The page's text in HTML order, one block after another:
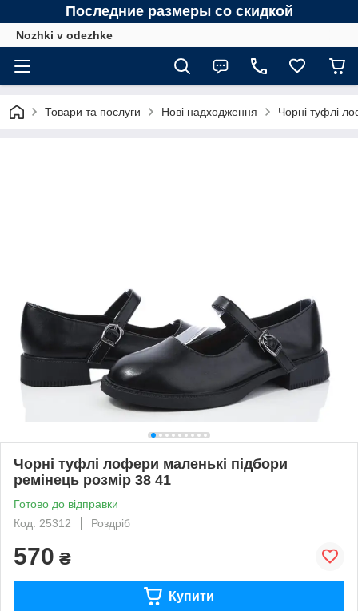
Последние размеры со скидкой
Nozhki v odezhke
Товари та послуги Нові надходження Чорні туфлі
Чорні туфлі лофери маленькі підбори
ремінець розмір 38 41
Готово до відправки
Код: 25312
Роздріб
570 ₴
Купити